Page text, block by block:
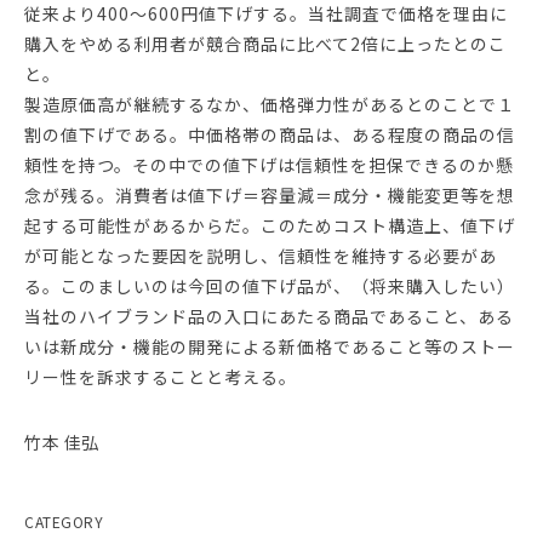
従来より400〜600円値下げする。当社調査で価格を理由に
購入をやめる利用者が競合商品に比べて2倍に上ったとのこ
と。
製造原価高が継続するなか、価格弾力性があるとのことで１
割の値下げである。中価格帯の商品は、ある程度の商品の信
頼性を持つ。その中での値下げは信頼性を担保できるのか懸
念が残る。消費者は値下げ＝容量減＝成分・機能変更等を想
起する可能性があるからだ。このためコスト構造上、値下げ
が可能となった要因を説明し、信頼性を維持する必要があ
る。このましいのは今回の値下げ品が、（将来購入したい）
当社のハイブランド品の入口にあたる商品であること、ある
いは新成分・機能の開発による新価格であること等のストー
リー性を訴求することと考える。
竹本 佳弘
CATEGORY